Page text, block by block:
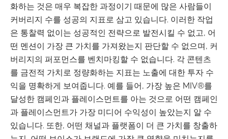
화하는 것은 매우 복잡한 과정이기 때문에 많은 사람들이
커버리지 수를 성공의 지표로 삼고 있습니다. 이러한 작업
은 통찰력 없이는 성공적인 전략으로 발전시킬 수 없고, 어
떤 멘션이 가장 큰 가치를 가져왔는지 판단할 수 없으며, 커
버리지의 퍼포먼스를 벤치마킹할 수 없습니다. 각 콘텐츠
를 금전적 가치로 정량화하는 지표는 노출에 대한 투자 수
익을 명확하게 보여줍니다. 예를 들어, 가장 높은 MIV®를
달성한 캠페인과 플레이스먼트를 아는 것으로 어떤 캠페인
과 플레이스먼트가 가장 미디어 수익성이 높았는지 알 수
있습니다. 또한, 어떤 채널과 플랫폼이 더 큰 가치를 창출하